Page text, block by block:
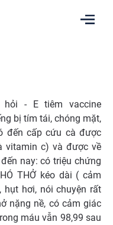
- E tiêm vaccine
bị tím tái, chóng mặt,
đến cấp cứu cà được
vitamin c) và được về
nay: có triệu chứng
THỞ kéo dài ( cảm
hụt hơi, nói chuyện rất
nặng nề, có cảm giác
máu vẫn 98,99 sau